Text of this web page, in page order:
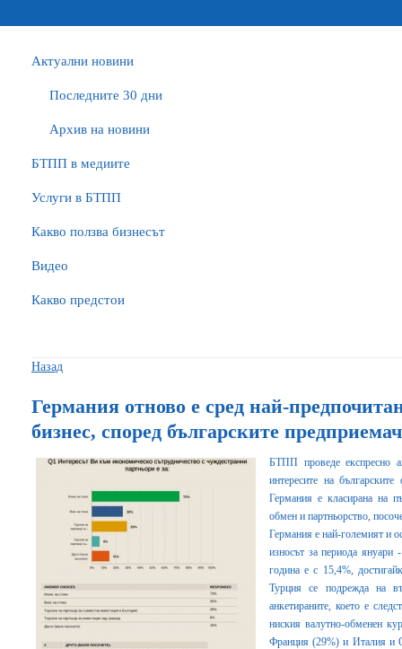
Актуални новини
Последните 30 дни
Архив на новини
БTПП в медиите
Услуги в БТПП
Какво ползва бизнесът
Видео
Какво предстои
Назад
Германия отново е сред най-
бизнес, според българските
БТПП проведе експресно
интересите на
Германия е класирана на
обмен и партньорство,
Германия е най-големият и
износът за периода
година е с 15,4%,
Турция се подрежда на
анкетираните, което е
ниския валутно-обменен
Франция (29%) и Италия и